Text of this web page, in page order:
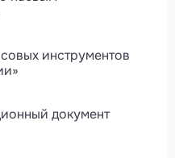
инструментов
документ